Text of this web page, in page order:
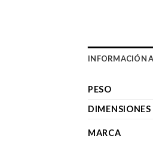
INFORMACIÓN
PESO
DIMENSIONES
MARCA